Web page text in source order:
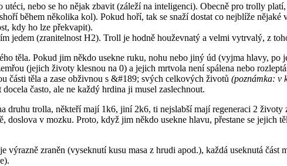
nebo se ho nějak zbavit (záleží na inteligenci). Obecně pro trolly
během několika kol). Pokud hoří, tak se snaží dostat co nejblíže
kdy ho lze překvapit).
jedem (zranitelnost H2). Troll je hodně houževnatý a velmi vytrvalý, z
těla. Pokud jim někdo usekne ruku, nohu nebo jiný úd (vyjma hlavy, po
(jejich životy klesnou na 0) a jejich mrtvola není spálena nebo
části těla a zase obživnou s &#189; svých celkových životů (poznámka: v
často, ale ne každý hrdina ji musel zaslechnout.
trolla, někteří mají 1k6, jiní 2k6, ti nejslabší mají regeneraci 2 životy
doslova v mozku. Proto, když jim někdo usekne hlavu, přestane se jejich
zraněn (vyseknutí kusu masa z hrudi apod.), každá useknutá část